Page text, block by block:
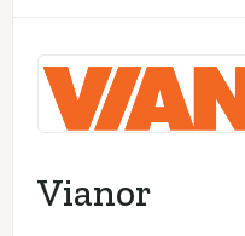
Vianor